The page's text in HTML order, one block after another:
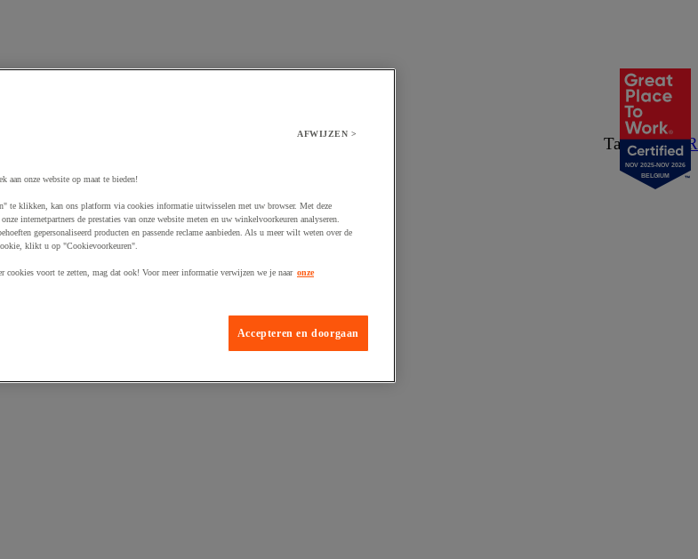
Taal:NL/FR
NOV 2025-NOV 2026
BELGIUM
AFWIJZEN >
aan onze website op maat te bieden!
te klikken, kan ons platform via cookies informatie uitwisselen met uw browser. Met deze
internetpartners de prestaties van onze website meten en uw winkelvoorkeuren analyseren.
gepersonaliseerd producten en passende reclame aanbieden. Als u meer wilt weten over de
klikt u op "Cookievoorkeuren".
cookies voort te zetten, mag dat ook! Voor meer informatie verwijzen we je naar onze
Accepteren en doorgaan